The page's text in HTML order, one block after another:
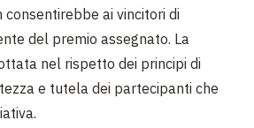
consentirebbe ai vincitori di
del premio assegnato. La
nel rispetto dei principi di
e tutela dei partecipanti che